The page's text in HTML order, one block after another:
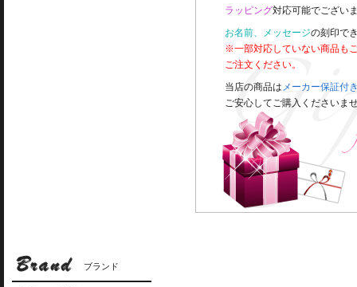
ラッピング対応可能でござい
お名前、メッセージの刻印で
※一部対応していない商品も
ご注文ください。
当店の商品は メーカー保証付
ご安心してご購入くださいま
ブランド